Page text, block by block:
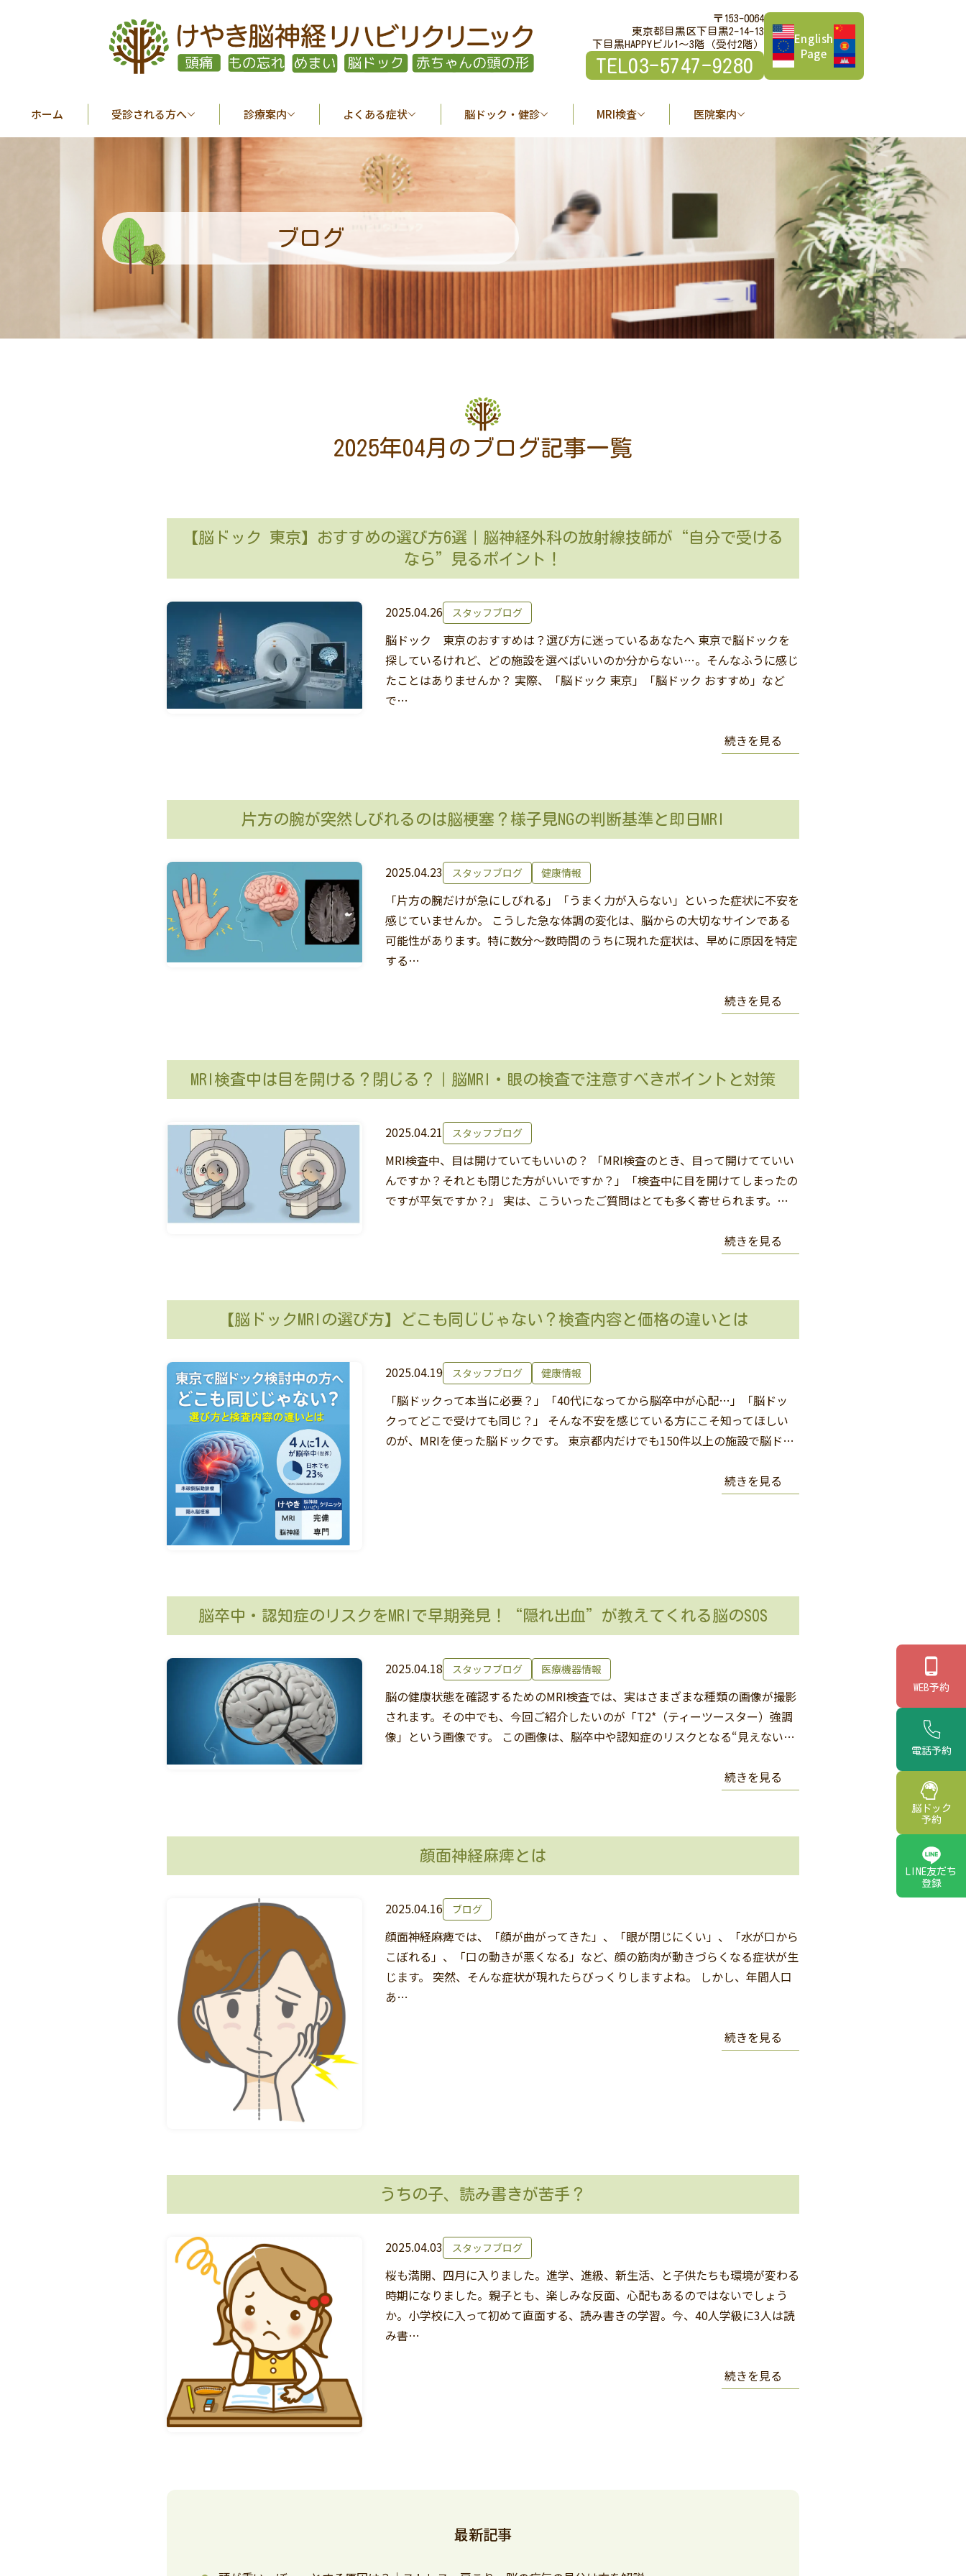
〒153-0064
東京都目黒区下目黒2-14-13
下目黒HAPPYビル1～3階（受付2階）
TEL03-5747-9280
English
Page
ホーム 受診される方へ 診療案内 よくある症状 脳ドック・健診 MRI検査 医院案内
WEB予約
電話予約
脳ドック
予約
LINE友だち
登録
ブログ
2025年04月のブログ記事一覧
【脳ドック 東京】おすすめの選び方6選｜脳神経外科の放射線技師が“自分で受ける
なら”見るポイント！
2025.04.26 スタッフブログ
脳ドック 東京のおすすめは？選び方に迷っているあなたへ 東京で脳ドックを
探しているけれど、どの施設を選べばいいのか分からない…。そんなふうに感じ
たことはありませんか？ 実際、「脳ドック 東京」「脳ドック おすすめ」など
で…
続きを見る
片方の腕が突然しびれるのは脳梗塞？様子見NGの判断基準と即日MRI
2025.04.23 スタッフブログ 健康情報
「片方の腕だけが急にしびれる」「うまく力が入らない」といった症状に不安を
感じていませんか。 こうした急な体調の変化は、脳からの大切なサインである
可能性があります。特に数分〜数時間のうちに現れた症状は、早めに原因を特定
する…
続きを見る
MRI検査中は目を開ける？閉じる？｜脳MRI・眼の検査で注意すべきポイントと対策
2025.04.21 スタッフブログ
MRI検査中、目は開けていてもいいの？ 「MRI検査のとき、目って開けてていい
んですか？それとも閉じた方がいいですか？」「検査中に目を開けてしまったの
ですが平気ですか？」 実は、こういったご質問はとても多く寄せられます。…
続きを見る
【脳ドックMRIの選び方】どこも同じじゃない？検査内容と価格の違いとは
2025.04.19 スタッフブログ 健康情報
「脳ドックって本当に必要？」「40代になってから脳卒中が心配…」「脳ドッ
クってどこで受けても同じ？」 そんな不安を感じている方にこそ知ってほしい
のが、MRIを使った脳ドックです。 東京都内だけでも150件以上の施設で脳ド…
続きを見る
脳卒中・認知症のリスクをMRIで早期発見！“隠れ出血”が教えてくれる脳のSOS
2025.04.18 スタッフブログ 医療機器情報
脳の健康状態を確認するためのMRI検査では、実はさまざまな種類の画像が撮影
されます。その中でも、今回ご紹介したいのが「T2*（ティーツースター）強調
像」という画像です。 この画像は、脳卒中や認知症のリスクとなる“見えない…
続きを見る
顔面神経麻痺とは
2025.04.16 ブログ
顔面神経麻痺では、「顔が曲がってきた」、「眼が閉じにくい」、「水が口から
こぼれる」、「口の動きが悪くなる」など、顔の筋肉が動きづらくなる症状が生
じます。 突然、そんな症状が現れたらびっくりしますよね。 しかし、年間人口
あ…
続きを見る
うちの子、読み書きが苦手？
2025.04.03 スタッフブログ
桜も満開、四月に入りました。進学、進級、新生活、と子供たちも環境が変わる
時期になりました。親子とも、楽しみな反面、心配もあるのではないでしょう
か。小学校に入って初めて直面する、読み書きの学習。今、40人学級に3人は読
み書…
続きを見る
最新記事